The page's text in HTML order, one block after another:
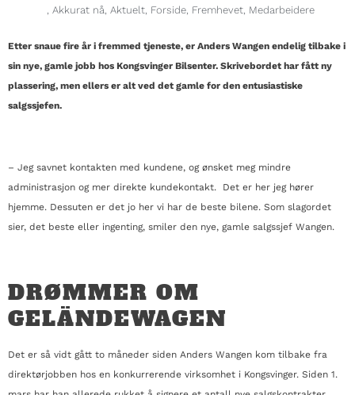
Akkurat nå Aktuelt Forside Fremhevet Medarbeidere
Etter snaue fire år i fremmed tjeneste, er Anders Wangen endelig tilbake i
sin nye, gamle jobb hos Kongsvinger Bilsenter. Skrivebordet har fått ny
plassering, men ellers er alt ved det gamle for den entusiastiske
salgssjefen.
– Jeg savnet kontakten med kundene, og ønsket meg mindre
administrasjon og mer direkte kundekontakt. Det er her jeg hører
hjemme. Dessuten er det jo her vi har de beste bilene. Som slagordet
sier, det beste eller ingenting, smiler den nye, gamle salgssjef Wangen.
DRØMMER OM
GELÄNDEWAGEN
Det er så vidt gått to måneder siden Anders Wangen kom tilbake fra
direktørjobben hos en konkurrerende virksomhet i Kongsvinger. Siden 1.